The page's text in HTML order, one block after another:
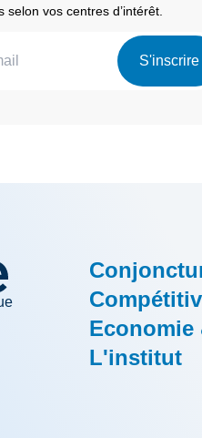
selon vos centres d’intérêt.
S'inscrire
Economie
L'institut